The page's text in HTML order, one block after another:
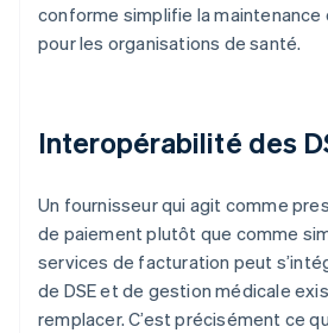
conforme simplifie la maintenance
pour les organisations de santé.
Interopérabilité des
Un fournisseur qui agit comme
de paiement plutôt que comme
services de facturation peut
de DSE et de gestion médicale
remplacer. C’est précisément ce